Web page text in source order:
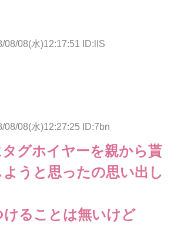
08/08(水)12:17:51 ID:lIS
08/08(水)12:27:25 ID:7bn
グホイヤーを親から貰
うと思ったの思い出し
ることは無いけど